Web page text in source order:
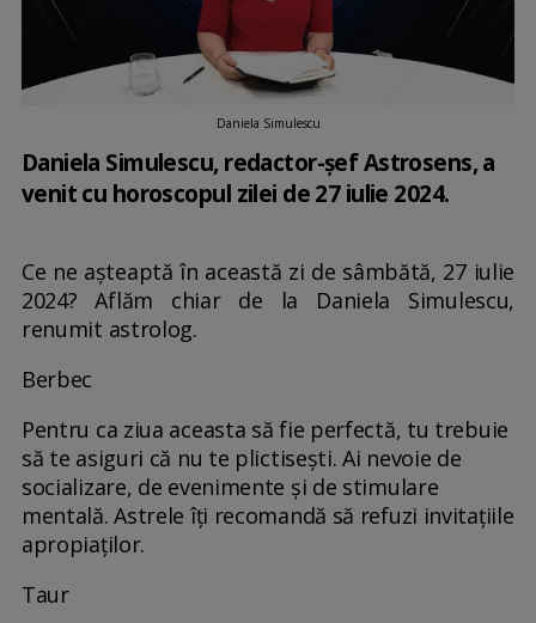
Daniela Simulescu
Daniela Simulescu, redactor-șef Astrosens, a
venit cu horoscopul zilei de 27 iulie 2024.
Ce ne așteaptă în această zi de sâmbătă, 27 iulie
2024? Aflăm chiar de la Daniela Simulescu,
renumit astrolog.
Berbec
Pentru ca ziua aceasta să fie perfectă, tu trebuie
să te asiguri că nu te plictisești. Ai nevoie de
socializare, de evenimente și de stimulare
mentală. Astrele îți recomandă să refuzi invitațiile
apropiaților.
Taur